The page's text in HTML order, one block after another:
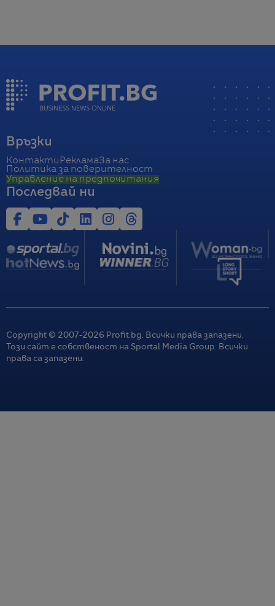
Връзки
Контакти РекламаЗа нас
Политика за поверителност
Управление на предпочитания
Последвай ни
Copyright © 2007-2026 Profit.bg. Всички права запазени.
Този сайт е собственост на Sportal Media Group. Всички
права са запазени.